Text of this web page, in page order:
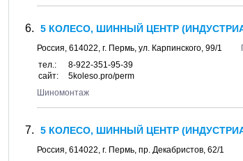
5 КОЛЕСО, ШИННЫЙ ЦЕНТР
Россия, 614022, г. Пермь, ул. Карпинского, 99/1
тел.:
8-922-351-95-39
сайт:
5koleso.pro/perm
Шиномонтаж
5 КОЛЕСО, ШИННЫЙ ЦЕНТР
Россия, 614022, г. Пермь, пр. Декабристов, 62/1